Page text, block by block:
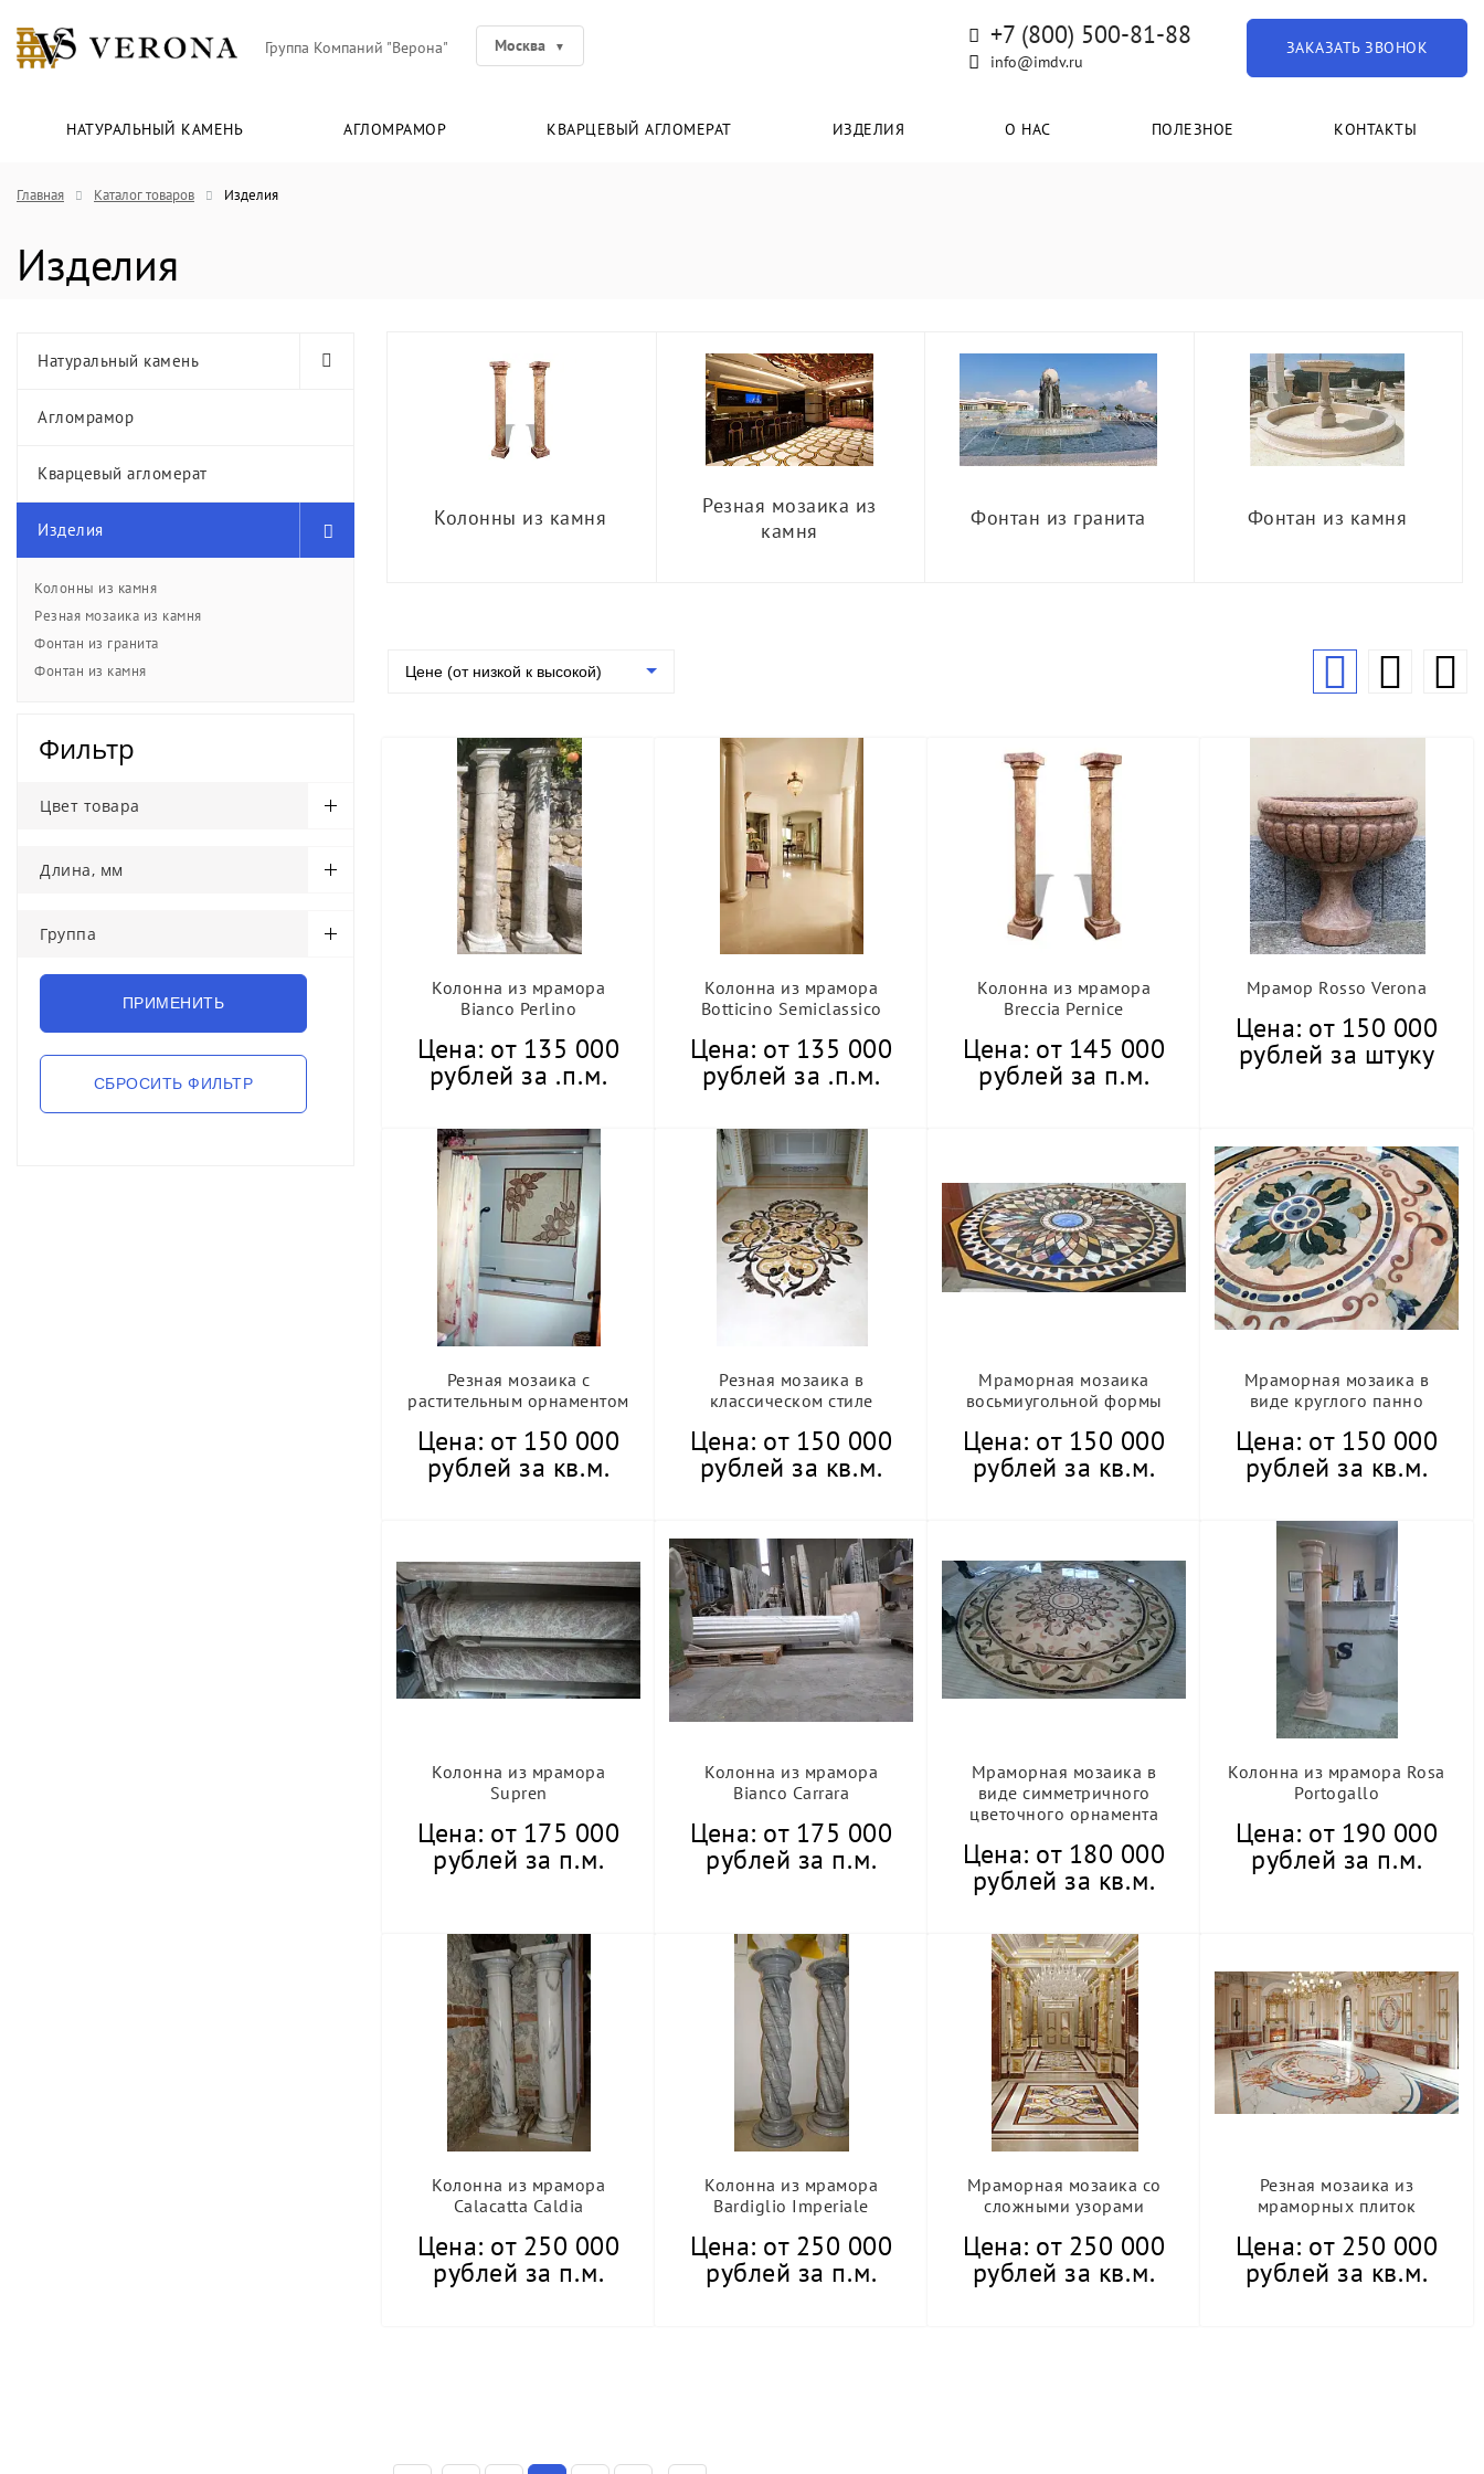
Группа Компаний "Верона" Москва +7 (800) 500-81-88
info@imdv.ru
ЗАКАЗАТЬ ЗВОНОК
НАТУРАЛЬНЫЙ КАМЕНЬ АГЛОМРАМОР КВАРЦЕВЫЙ АГЛОМЕРАТ ИЗДЕЛИЯ О НАС ПОЛЕЗНОЕ КОНТАКТЫ
Главная Каталог товаров Изделия
Изделия
Натуральный камень
Агломрамор
Кварцевый агломерат
Изделия
Колонны из камня
Резная мозаика из камня
Фонтан из гранита
Фонтан из камня
Фильтр
Цвет товара
Длина, мм
Группа
Колонны из камня
Резная мозаика из
камня
Фонтан из гранита Фонтан из камня
Цене (от низкой к высокой)
Колонна из мрамора
Bianco Perlino
Цена: от 135 000
рублей за .п.м.
Колонна из мрамора
Botticino Semiclassico
Цена: от 135 000
рублей за .п.м.
Колонна из мрамора
Breccia Pernice
Цена: от 145 000
рублей за п.м.
Мрамор Rosso Verona
Цена: от 150 000
рублей за штуку
Резная мозаика с
растительным орнаментом
Цена: от 150 000
рублей за кв.м.
Резная мозаика в
классическом стиле
Цена: от 150 000
рублей за кв.м.
Мраморная мозаика
восьмиугольной формы
Цена: от 150 000
рублей за кв.м.
Мраморная мозаика в
виде круглого панно
Цена: от 150 000
рублей за кв.м.
Колонна из мрамора
Supren
Цена: от 175 000
рублей за п.м.
Колонна из мрамора
Bianco Carrara
Цена: от 175 000
рублей за п.м.
Мраморная мозаика в
виде симметричного
цветочного орнамента
Цена: от 180 000
рублей за кв.м.
Колонна из мрамора Rosa
Portogallo
Цена: от 190 000
рублей за п.м.
Колонна из мрамора
Calacatta Caldia
Цена: от 250 000
рублей за п.м.
Колонна из мрамора
Bardiglio Imperiale
Цена: от 250 000
рублей за п.м.
Мраморная мозаика со
сложными узорами
Цена: от 250 000
рублей за кв.м.
Резная мозаика из
мраморных плиток
Цена: от 250 000
рублей за кв.м.